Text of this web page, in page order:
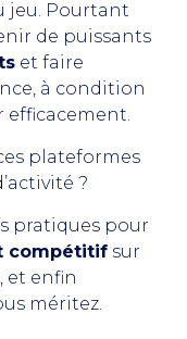
jeu. Pourtant
de puissants
et faire
à condition
efficacement.
plateformes
?
pratiques pour
compétitif sur
et enfin
méritez.